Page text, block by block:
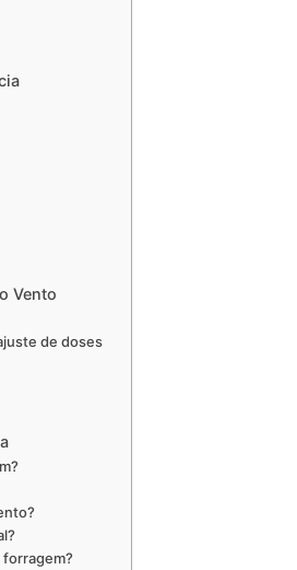
Vento
de doses
forragem?